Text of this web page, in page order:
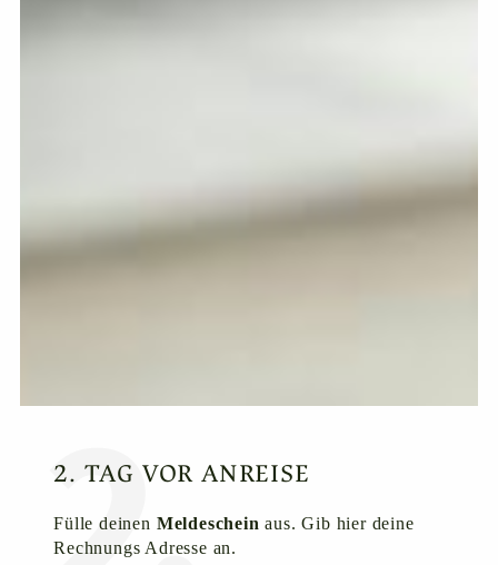
2. TAG VOR ANREISE
Fülle deinen Meldescheinaus. Gib hier deine
Rechnungs Adresse an.